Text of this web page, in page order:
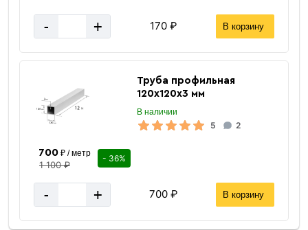
- + 170 ₽ В корзину
Труба профильная
120х120х3 мм
В наличии
5 2
700₽ / метр
1 100 ₽
- 36%
- + 700 ₽ В корзину